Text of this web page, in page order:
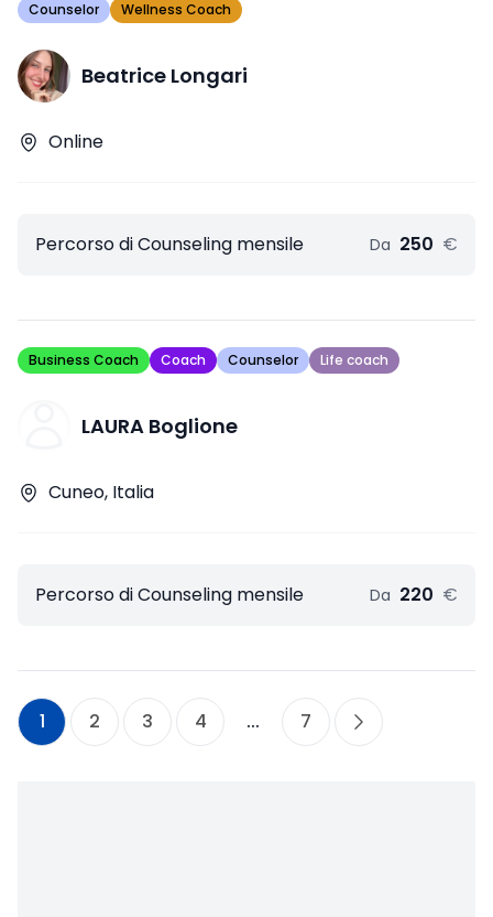
Counselor Wellness Coach
Beatrice Longari
Online
Percorso di Counseling mensile Da 250 €
Business Coach Coach Counselor Life coach
LAURA Boglione
Cuneo, Italia
Percorso di Counseling mensile Da 220 €
1 2 3 4 ... 7